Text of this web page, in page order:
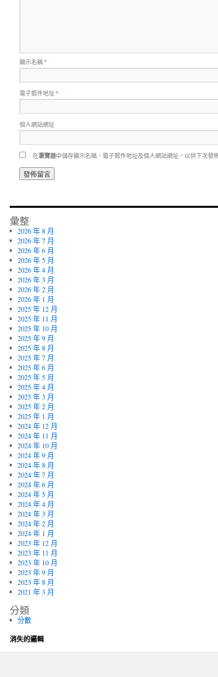
顯示名稱*
電子郵件地址*
個人網站網址
在瀏覽器中儲存顯示名稱、電子郵件地址及個人網站網址，以供下次發
彙整
2026 年 8 月
2026 年 7 月
2026 年 6 月
2026 年 5 月
2026 年 4 月
2026 年 3 月
2026 年 2 月
2026 年 1 月
2025 年 12 月
2025 年 11 月
2025 年 10 月
2025 年 9 月
2025 年 8 月
2025 年 7 月
2025 年 6 月
2025 年 5 月
2025 年 4 月
2025 年 3 月
2025 年 2 月
2025 年 1 月
2024 年 12 月
2024 年 11 月
2024 年 10 月
2024 年 9 月
2024 年 8 月
2024 年 7 月
2024 年 6 月
2024 年 5 月
2024 年 4 月
2024 年 3 月
2024 年 2 月
2024 年 1 月
2023 年 12 月
2023 年 11 月
2023 年 10 月
2023 年 9 月
2023 年 8 月
2021 年 3 月
分類
分數
消失的邏輯